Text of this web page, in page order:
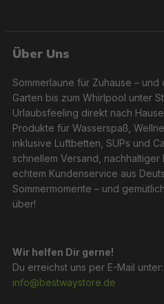
Über Uns
Sommerlaune für Zuhause – und
Garten bis zum Whirlpool unter
Urlaubsfeeling direkt nach
Produkte für Wasserspaß,
inklusive Luftbetten, SUPs und
schnellem Versand,
echtem Kundenservice aus
Sommermomente – und
über!
Wir helfen Dir gerne!
Du erreichst uns per E-Mail unter:
info@bestwaystore.de